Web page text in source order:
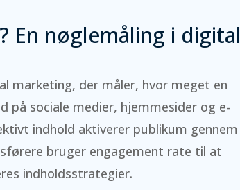
En nøglemåling i digital
marketing, der måler, hvor meget en
på sociale medier, hjemmesider og e-
indhold aktiverer publikum gennem
bruger engagement rate til at
indholdsstrategier.